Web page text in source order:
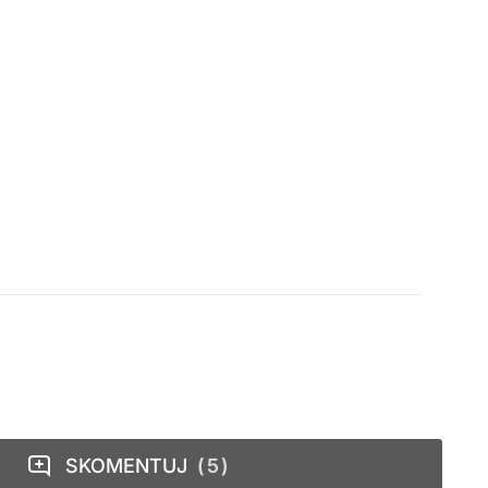
SKOMENTUJ 5